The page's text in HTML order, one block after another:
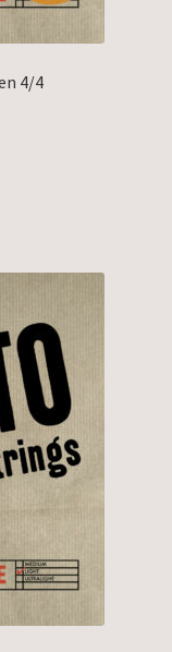
4/4